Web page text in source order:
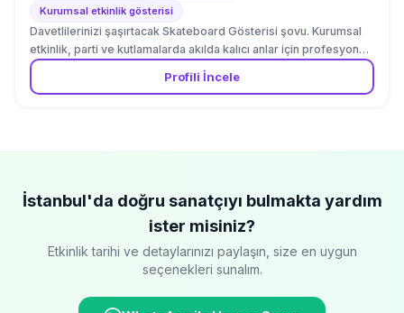
Kurumsal etkinlik gösterisi
Davetlilerinizi şaşırtacak Skateboard Gösterisi şovu. Kurumsal
etkinlik, parti ve kutlamalarda akılda kalıcı anlar için profesyonel
gösteri hizmeti. Hemen teklif alın.
Profili İncele
İstanbul'da doğru sanatçıyı bulmakta yardım
ister misiniz?
Etkinlik tarihi ve detaylarınızı paylaşın, size en uygun
seçenekleri sunalım.